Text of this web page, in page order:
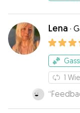
Lena ·
1
“